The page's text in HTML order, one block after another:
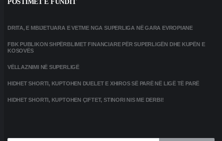
POSTIMET E FUNDIT
DRITA, E MBIJETUARA E VETME NGA SUPERLIGA NË GARA EVROPIANE
FBK PUBLIKON SHPËRBLIMET FINANCIARE PËR SUPERLIGËN DHE KUPËN E
KOSOVËS
VËLLAZNIMI NË SUPERLIGË
HIDHET SHORTI, KUPTOHEN DUELET E XHIROS SË PARË NË LIGË TË PARË
HIDHET SHORTI, KUPTOHEN ÇIFTET, STINORI NIS ME DERBI!